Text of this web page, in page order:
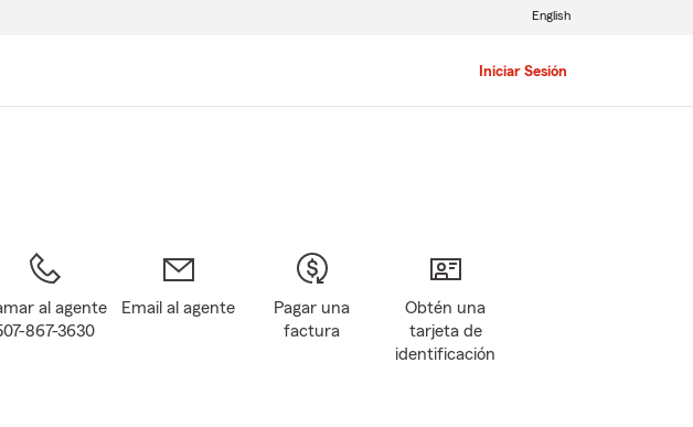
Iniciar Sesión
English
al agente
867-3630
Email al agente
Pagar una
factura
Obtén una
tarjeta de
identificación